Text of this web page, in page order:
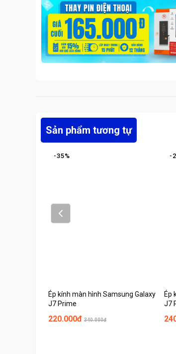
Sản phẩm tương tự
-35%
Ép kính màn hình Samsung Galaxy
J7 Prime
220.000đ 340.000đ
-
Ép
J7
Prev